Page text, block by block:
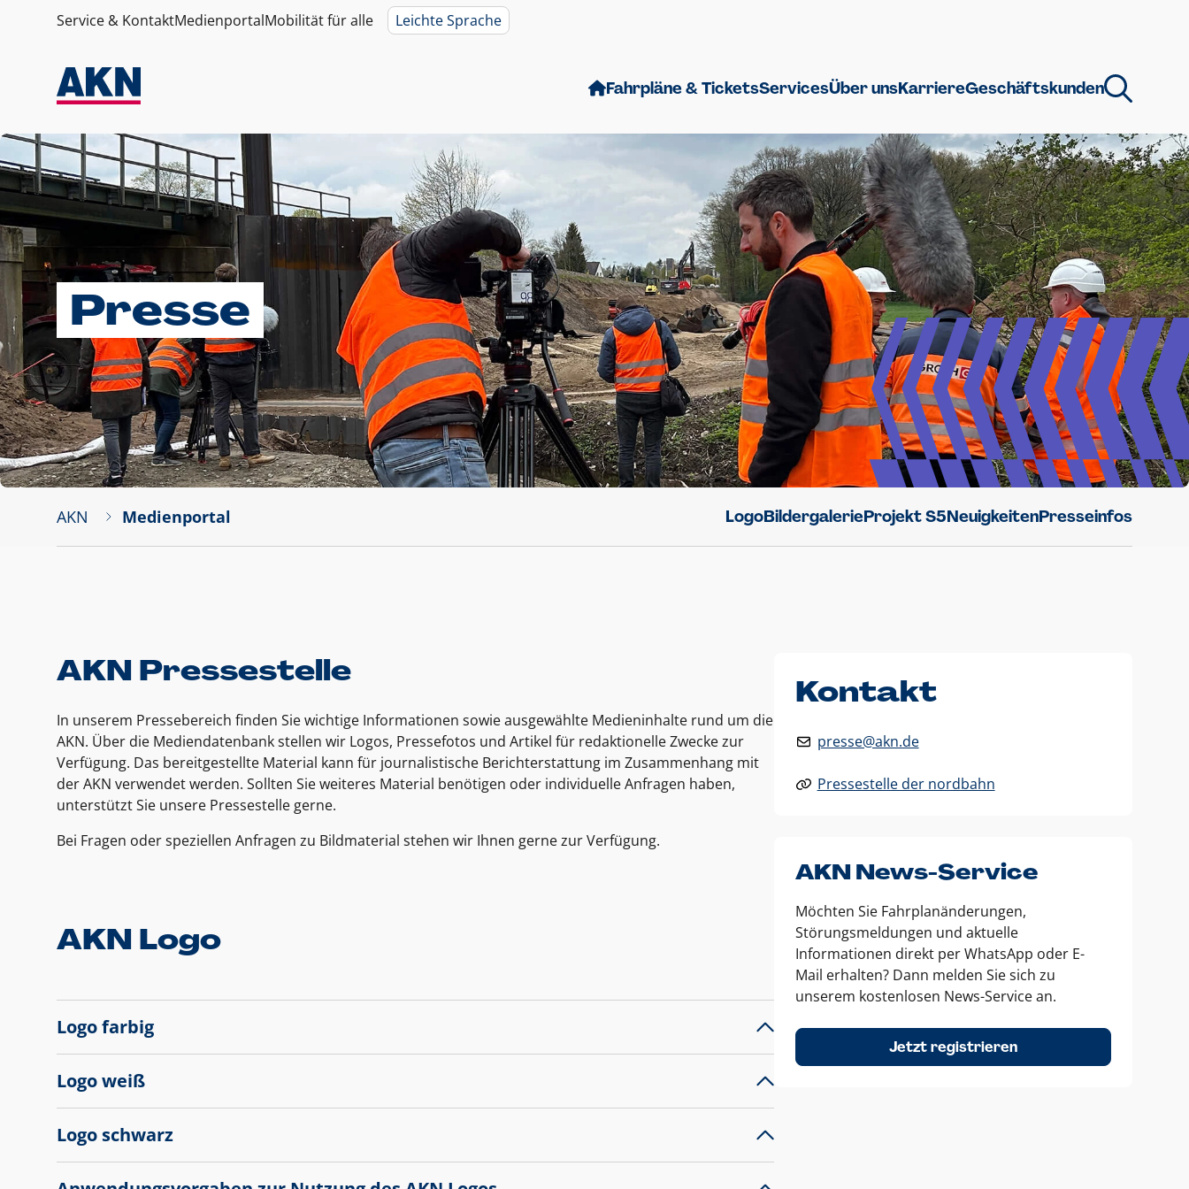
Service & KontaktMedienportalMobilität für alle Leichte Sprache
Fahrpläne & TicketsServicesÜber unsKarriereGeschäftskunden
Presse
AKN Medienportal LogoBildergalerieProjekt S5NeuigkeitenPresseinfos
AKN Pressestelle
In unserem Pressebereich finden Sie wichtige Informationen sowie ausgewählte Medieninhalte rund um die
AKN. Über die Mediendatenbank stellen wir Logos, Pressefotos und Artikel für redaktionelle Zwecke zur
Verfügung. Das bereitgestellte Material kann für journalistische Berichterstattung im Zusammenhang mit
der AKN verwendet werden. Sollten Sie weiteres Material benötigen oder individuelle Anfragen haben,
unterstützt Sie unsere Pressestelle gerne.
Bei Fragen oder speziellen Anfragen zu Bildmaterial stehen wir Ihnen gerne zur Verfügung.
AKN Logo
Logo farbig
Logo weiß
Logo schwarz
Kontakt
presse@akn.de
Pressestelle der nordbahn
AKN News-Service
Möchten Sie Fahrplanänderungen,
Störungsmeldungen und aktuelle
Informationen direkt per WhatsApp oder E-
Mail erhalten? Dann melden Sie sich zu
unserem kostenlosen News-Service an.
Jetzt registrieren